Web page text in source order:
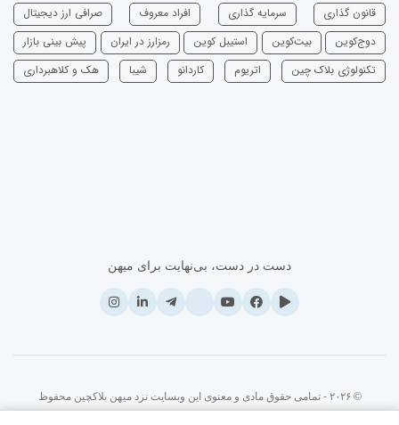
قانون گذاری سرمایه‌ گذاری افراد معروف
صرافی ارز دیجیتال
دوج‌کوین
بیت‌کوین استیبل کوین رمزارز در ایران
پیش بینی بازار
تکنولوژی بلاک چین
اتریوم ‌کاردانو شیبا هک و کلاهبرداری
دست در دست، بی‌نهایت برای میهن
© ۲۰۲۶ - تمامی حقوق مادی و معنوی این وبسایت نزد میهن بلاکچین محفوظ